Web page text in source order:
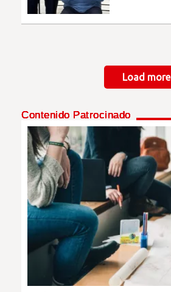
Load more
Contenido Patrocinado